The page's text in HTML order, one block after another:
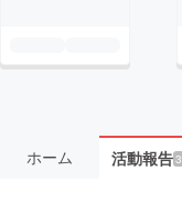
ホーム 活動報告3